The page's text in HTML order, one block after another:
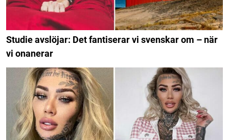
Studie avslöjar: Det fantiserar vi svenskar om – när
vi onanerar